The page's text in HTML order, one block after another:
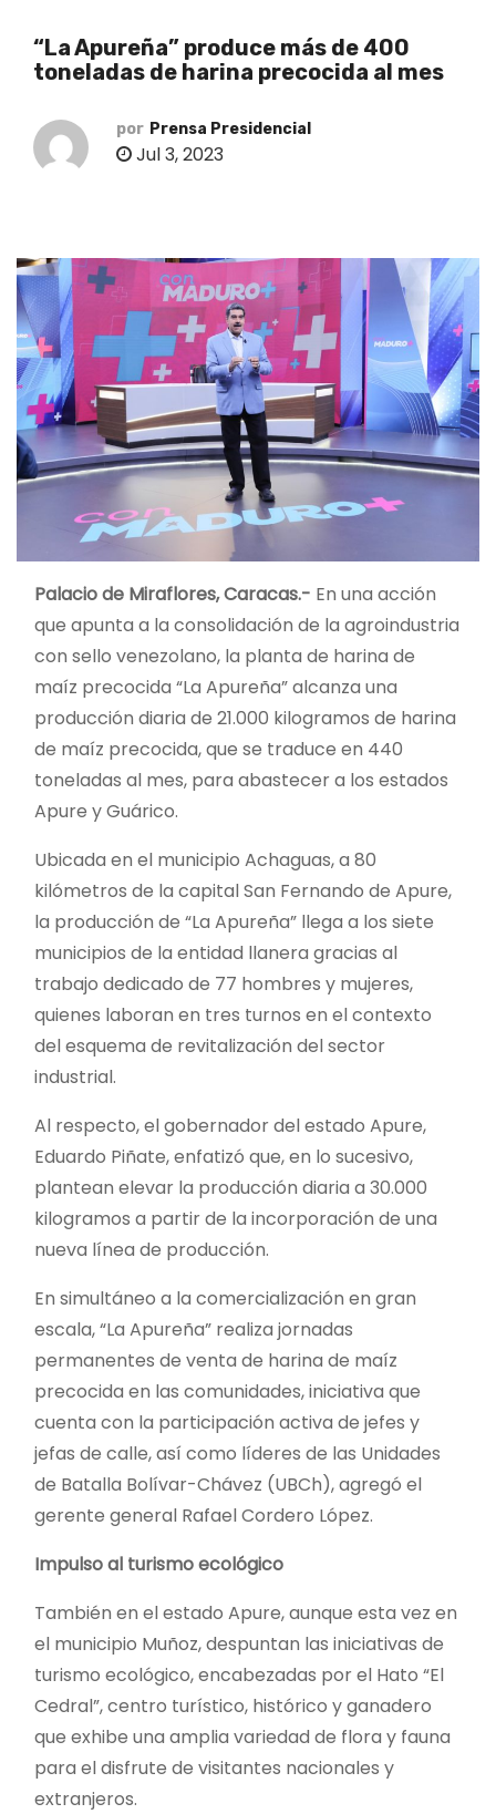
“La Apureña” produce más de 400
toneladas de harina precocida al mes
por Prensa Presidencial
Jul 3, 2023
Palacio de Miraflores, Caracas.- En una acción
que apunta a la consolidación de la agroindustria
con sello venezolano, la planta de harina de
maíz precocida “La Apureña” alcanza una
producción diaria de 21.000 kilogramos de harina
de maíz precocida, que se traduce en 440
toneladas al mes, para abastecer a los estados
Apure y Guárico.
Ubicada en el municipio Achaguas, a 80
kilómetros de la capital San Fernando de Apure,
la producción de “La Apureña” llega a los siete
municipios de la entidad llanera gracias al
trabajo dedicado de 77 hombres y mujeres,
quienes laboran en tres turnos en el contexto
del esquema de revitalización del sector
industrial.
Al respecto, el gobernador del estado Apure,
Eduardo Piñate, enfatizó que, en lo sucesivo,
plantean elevar la producción diaria a 30.000
kilogramos a partir de la incorporación de una
nueva línea de producción.
En simultáneo a la comercialización en gran
escala, “La Apureña” realiza jornadas
permanentes de venta de harina de maíz
precocida en las comunidades, iniciativa que
cuenta con la participación activa de jefes y
jefas de calle, así como líderes de las Unidades
de Batalla Bolívar-Chávez (UBCh), agregó el
gerente general Rafael Cordero López.
Impulso al turismo ecológico
También en el estado Apure, aunque esta vez en
el municipio Muñoz, despuntan las iniciativas de
turismo ecológico, encabezadas por el Hato “El
Cedral”, centro turístico, histórico y ganadero
que exhibe una amplia variedad de flora y fauna
para el disfrute de visitantes nacionales y
extranjeros.